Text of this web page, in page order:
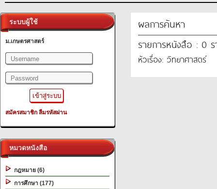
ระบบผู้ใช้
ม.เกษตรศาสตร์
สมัครสมาชิก ลืมรหัสผ่าน
หมวดหนังสือ
กฎหมาย (6)
การศึกษา (177)
ผลการค้นหา
รายการหนังสือ : 0 ร
หัวเรื่อง: วิทยาศาสตร์